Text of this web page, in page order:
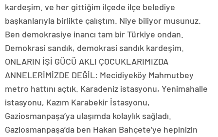
kardeşim. ve her gittiğim ilçede ilçe belediye
başkanlarıyla birlikte çalıştım. Niye biliyor musunuz.
Ben demokrasiye inancı tam bir Türkiye ondan.
Demokrasi sandık, demokrasi sandık kardeşim.
ONLARIN İŞİ GÜCÜ AKLI ÇOCUKLARIMIZDA
ANNELERİMİZDE DEĞİL: Mecidiyeköy Mahmutbey
metro hattını açtık. Karadeniz istasyonu, Yenimahalle
istasyonu, Kazım Karabekir İstasyonu,
Gaziosmanpaşa’ya ulaşımda kolaylık sağladı.
Gaziosmanpaşa’da ben Hakan Bahçete’ye hepinizin